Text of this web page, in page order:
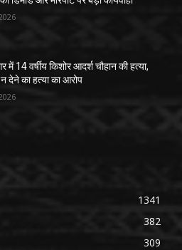
में 14 वर्षीय किशोर आदर्श चौहान की हत्या,
न देने का हत्या का आरोप
1341
382
309